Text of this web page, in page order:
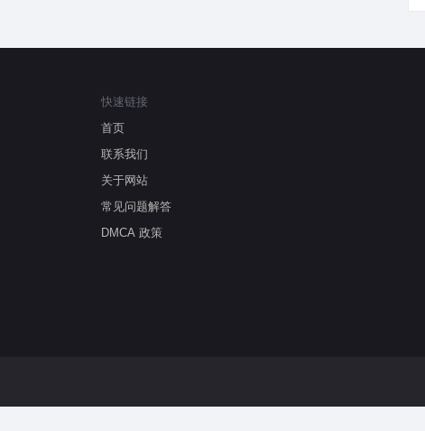
快速链接
首页
联系我们
关于网站
常见问题解答
DMCA 政策